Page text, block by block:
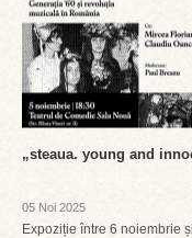
„steaua. young and
05 Noi 2025
Expoziție între 6 noiembrie